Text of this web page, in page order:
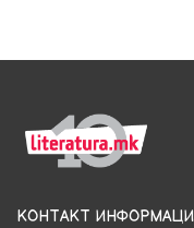
КОНТАКТ